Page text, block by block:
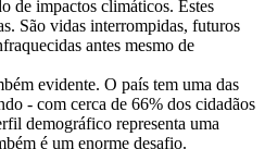
de impactos climáticos. Estes
São vidas interrompidas, futuros
antes mesmo de
evidente. O país tem uma das
- com cerca de 66% dos cidadãos
demográfico representa uma
é um enorme desafio.